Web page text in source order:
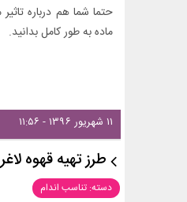
حتما شما هم درباره
ماده به طور کامل بدانید.
۱۱ شهریور ۱۳۹۶ - ۱۱:۵۶
طرز تهیه قهوه
دسته: تناسب اندام